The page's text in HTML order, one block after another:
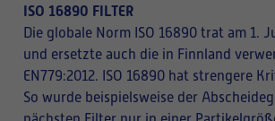
ISO 16890 FILTER
Die globale Norm ISO 16890 trat am 1.
und ersetzte auch die in Finnland
EN779:2012. ISO 16890 hat strengere
So wurde beispielsweise der